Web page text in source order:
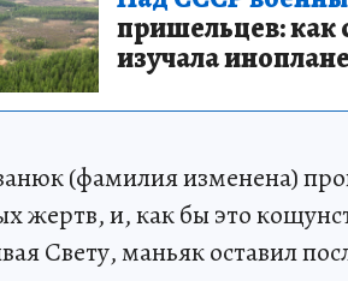
пришельцев: как
изучала
(фамилия изменена)
жертв, и, как бы это
Свету, маньяк оставил